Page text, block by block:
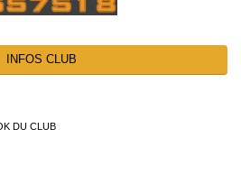
INFOS CLUB
DU CLUB